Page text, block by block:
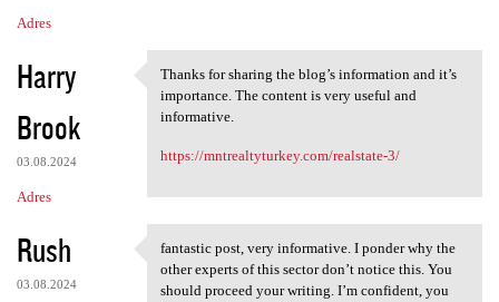
Adres
Harry
Brook
03.08.2024
Adres
Thanks for sharing the blog’s
Thanks for sharing the blog’s information and it’s
importance. The content is very useful and
informative.
https://mntrealtyturkey.com/realstate-3/
Rush
03.08.2024
fantastic post, very
fantastic post, very informative. I ponder why the
other experts of this sector don’t notice this. You
should proceed your writing. I’m confident, you